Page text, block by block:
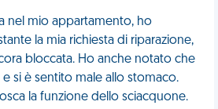
nel mio appartamento, ho
la mia richiesta di riparazione,
bloccata. Ho anche notato che
si è sentito male allo stomaco.
la funzione dello sciacquone.